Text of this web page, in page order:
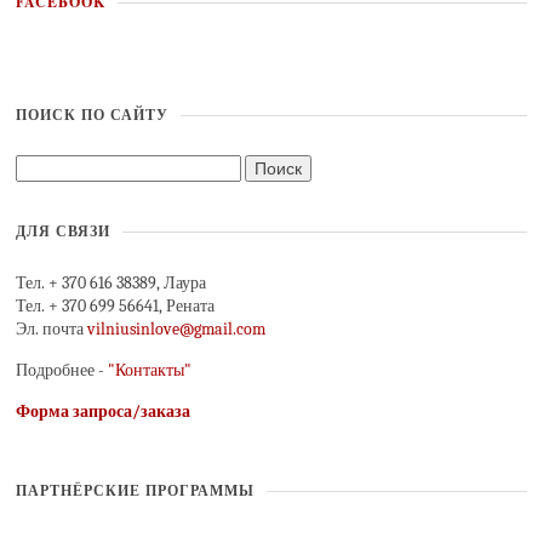
ПОИСК ПО САЙТУ
ДЛЯ СВЯЗИ
Тел. + 370 616 38389, Лаура
Тел. + 370 699 56641, Рената
Эл. почтаvilniusinlove@gmail.com
Подробнее - "Контакты"
Форма запроса/заказа
ПАРТНЁРСКИЕ ПРОГРАММЫ